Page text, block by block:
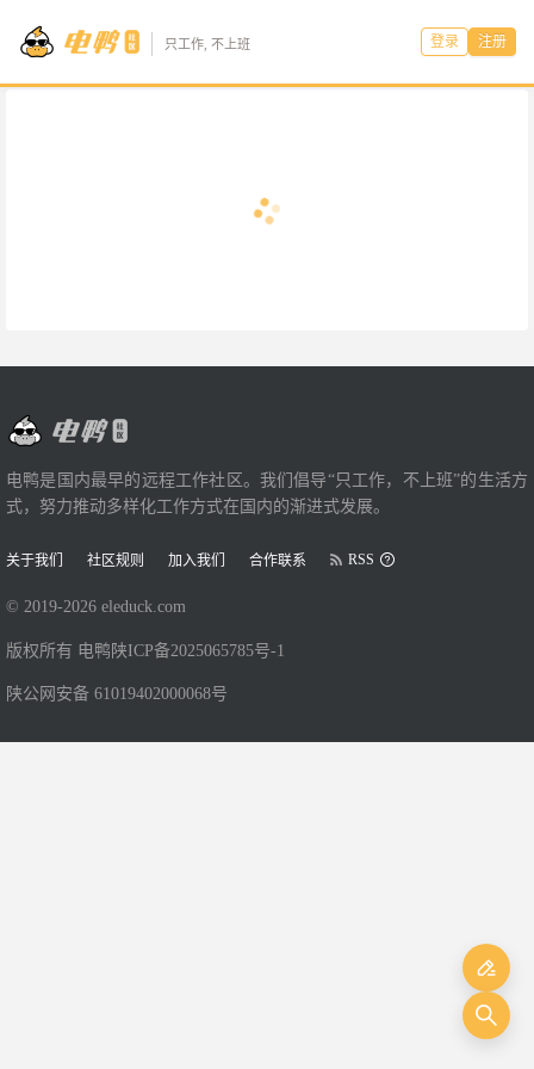
只工作, 不上班 登录 注册
电鸭是国内最早的远程工作社区。我们倡导“只工作，不上班”的生活方
式，努力推动多样化工作方式在国内的渐进式发展。
关于我们 社区规则 加入我们 合作联系 RSS
© 2019-2026 eleduck.com
版权所有 电鸭 陕ICP备2025065785号-1
陕公网安备 61019402000068号